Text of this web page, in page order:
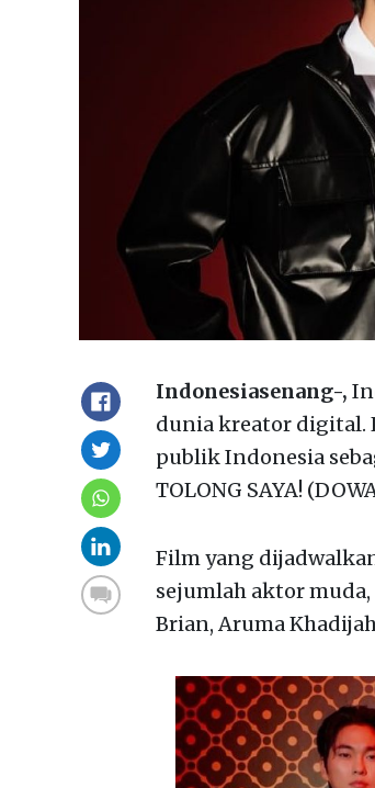
Indonesiasenang-,
dunia kreator digital.
publik Indonesia
TOLONG SAYA!
Film yang
sejumlah aktor muda,
Brian, Aruma